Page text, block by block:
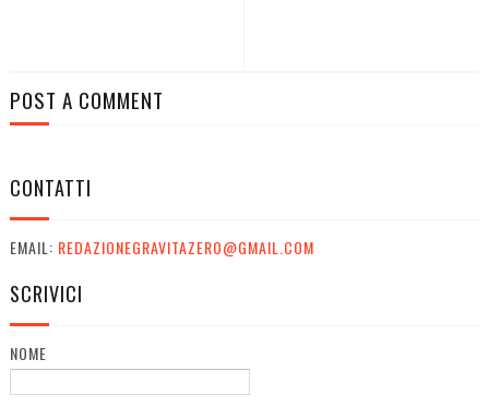
POST A COMMENT
CONTATTI
EMAIL: REDAZIONEGRAVITAZERO@GMAIL.COM
SCRIVICI
NOME